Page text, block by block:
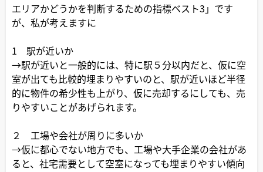
エリアかどうかを判断するための指標ベスト3」です
が、私が考えますに
1 駅が近いか
→駅が近いと一般的には、特に駅５分以内だと、仮に空
室が出ても比較的埋まりやすいのと、駅が近いほど半径
的に物件の希少性も上がり、仮に売却するにしても、売
りやすいことがあげられます。
２ 工場や会社が周りに多いか
→仮に都心でない地方でも、工場や大手企業の会社があ
ると、社宅需要として空室になっても埋まりやすい傾向